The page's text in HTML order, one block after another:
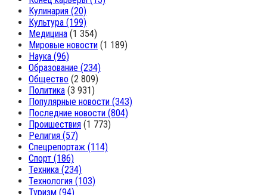
Кулинария (20)
Культура (199)
Медицина (1 354)
Мировые новости (1 189)
Наука (96)
Образование (234)
Общество (2 809)
Политика (3 931)
Популярные новости (343)
Последние новости (804)
Проишествия (1 773)
Религия (57)
Спецрепортаж (114)
Спорт (186)
Техника (234)
Технология (103)
Туризм (94)